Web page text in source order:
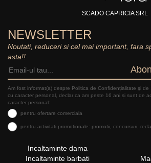
SCADO CAPRICIA SRL
NEWSLETTER
Noutati, reduceri si cel mai important, fara
asta!!
Am fost informat(a) despre Politica de Confidențialitate şi
cu caracter personal, declar ca am peste 16 ani și sunt de
caracter personal:
pentru ofertare comerciala
pentru activitati promotionale: promotii, concursuri,
Incaltaminte dama
Incaltaminte barbati